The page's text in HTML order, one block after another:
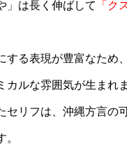
」は長く伸ばして 「ク
する表現が豊富なため
カルな雰囲気が生まれ
セリフは、沖縄方言の